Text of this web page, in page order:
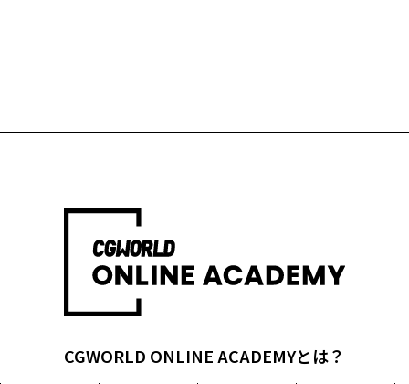
CGWORLD ONLINE ACADEMYとは？